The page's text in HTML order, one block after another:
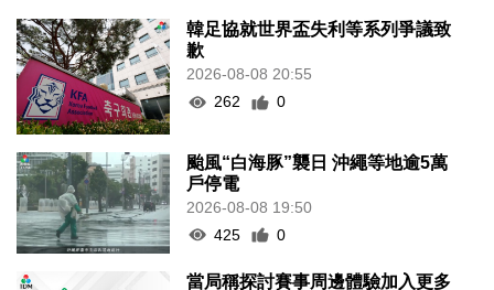
韓足協就世界盃失利等系列爭議致
歉
2026-08-08 20:55
262
0
颱風“白海豚”襲日 沖繩等地逾5萬
戶停電
2026-08-08 19:50
425
0
當局稱探討賽事周邊體驗加入更多